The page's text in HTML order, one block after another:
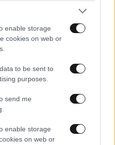
enable storage
cookies on web or
to be sent to
purposes.
send me
enable storage
on web or
με τους
τρόπο πληρωμής.